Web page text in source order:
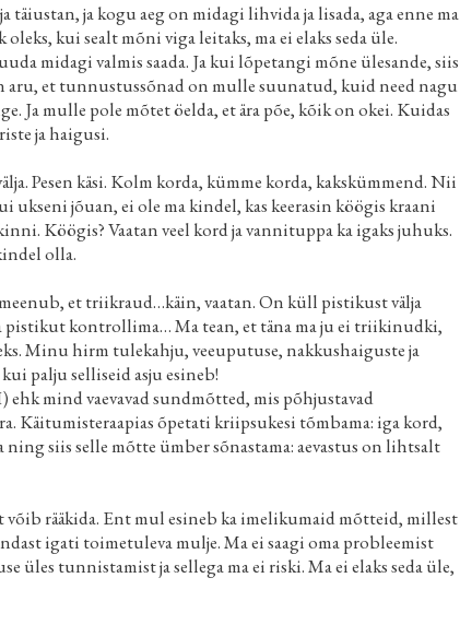
täiustan, ja kogu aeg on midagi lihvida ja lisada, aga enne ma
kui sealt mõni viga leitaks, ma ei elaks seda üle.
midagi valmis saada. Ja kui lõpetangi mõne ülesande, siis
et tunnustussõnad on mulle suunatud, kuid need nagu
Ja mulle pole mõtet öelda, et ära põe, kõik on okei. Kuidas
ja haigusi.
Pesen käsi. Kolm korda, kümme korda, kakskümmend. Nii
jõuan, ei ole ma kindel, kas keerasin köögis kraani
Köögis? Vaatan veel kord ja vannituppa ka igaks juhuks.
olla.
et triikraud…käin, vaatan. On küll pistikust välja
pistikut kontrollima… Ma tean, et täna ma ju ei triikinudki,
Minu hirm tulekahju, veeuputuse, nakkushaiguste ja
palju selliseid asju esineb!
mind vaevavad sundmõtted, mis põhjustavad
õpetati kriipsukesi tõmbama: iga kord,
siis selle mõtte ümber sõnastama: aevastus on lihtsalt
võib rääkida. Ent mul esineb ka imelikumaid mõtteid, millest
igati toimetuleva mulje. Ma ei saagi oma probleemist
üles tunnistamist ja sellega ma ei riski. Ma ei elaks seda üle,